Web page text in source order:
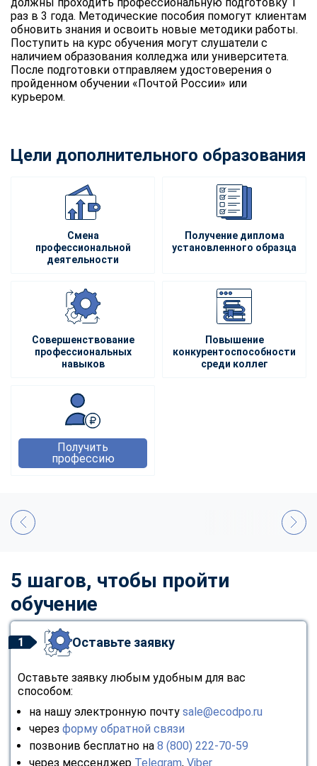
раз в 3 года. Методические пособия помогут клиентам
обновить знания и освоить новые методики работы.
Поступить на курс обучения могут слушатели с
наличием образования колледжа или университета.
После подготовки отправляем удостоверения о
пройденном обучении «Почтой России» или
курьером.
Цели дополнительного образования
Смена
профессиональной
деятельности
Получение диплома
установленного образца
Совершенствование
профессиональных
навыков
Повышение
конкурентоспособности
среди коллег
Получить
профессию
5 шагов, чтобы пройти
обучение
1 Оставьте заявку
Оставьте заявку любым удобным для вас
способом:
на нашу электронную почту sale@ecodpo.ru
через форму обратной связи
позвонив бесплатно на 8 (800) 222-70-59
через мессенджер Telegram, Viber